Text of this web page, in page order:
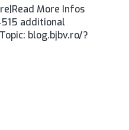
More Infos
additional
blog.bjbv.ro/?